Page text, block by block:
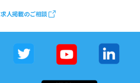
求人掲載のご相談